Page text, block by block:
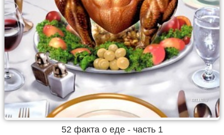
52 факта о еде - часть 1